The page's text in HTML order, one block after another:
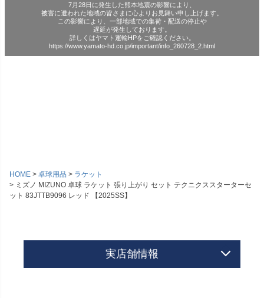
7月28日に発生した熊本地震の影響により、
被害に遭われた地域の皆さまに心よりお見舞い申し上げます。
この影響により、一部地域での集荷・配送の停止や
遅延が発生しております。
詳しくはヤマト運輸HPをご確認ください。
https://www.yamato-hd.co.jp/important/info_260728_2.html
HOME 卓球用品
ラケット
ミズノ MIZUNO 卓球 ラケット 張り上がり セット テクニクススターターセ
ット 83JTTB9096 レッド 【2025SS】
実店舗情報